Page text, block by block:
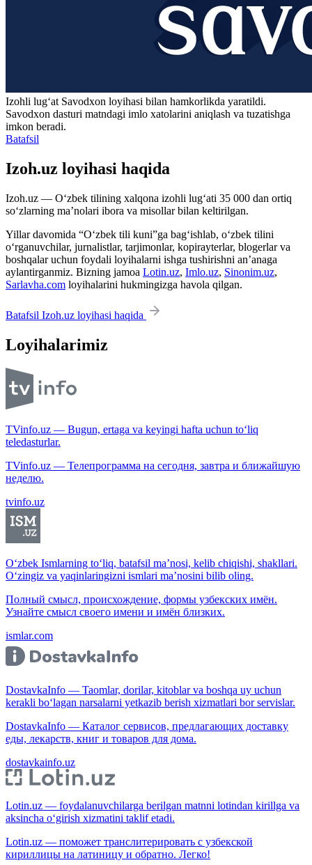
Izohli lugʻat Savodxon loyihasi bilan hamkorlikda yaratildi.
Savodxon dasturi matndagi imlo xatolarini aniqlash va tuzatishga
imkon beradi.
Batafsil
Izoh.uz loyihasi haqida
Izoh.uz — O‘zbek tilining xalqona izohli lug‘ati 35 000 dan ortiq
so‘zlarning ma’nolari ibora va misollar bilan keltirilgan.
Yillar davomida “O‘zbek tili kuni”ga bag‘ishlab, o‘zbek tilini
o‘rganuvchilar, jurnalistlar, tarjimonlar, kopirayterlar, blogerlar va
boshqalar uchun foydali loyihalarni ishga tushirishni an’anaga
aylantirganmiz. Bizning jamoa Lotin.uz, Imlo.uz, Sinonim.uz,
Sarlavha.com loyihalarini hukmingizga havola qilgan.
Batafsil Izoh.uz loyihasi haqida
Loyihalarimiz
TVinfo.uz — Bugun, ertaga va keyingi hafta uchun to‘liq
teledasturlar.
TVinfo.uz — Телепрограмма на сегодня, завтра и ближайшую
неделю.
tvinfo.uz
O‘zbek Ismlarning to‘liq, batafsil ma’nosi, kelib chiqishi, shakllari.
O‘zingiz va yaqinlaringizni ismlari ma’nosini bilib oling.
Полный смысл, происхождение, формы узбекских имён.
Узнайте смысл своего имени и имён близких.
ismlar.com
DostavkaInfo — Taomlar, dorilar, kitoblar va boshqa uy uchun
kerakli bo‘lagan narsalarni yetkazib berish xizmatlari bor servislar.
DostavkaInfo — Каталог сервисов, предлагающих доставку
еды, лекарств, книг и товаров для дома.
dostavkainfo.uz
Lotin.uz — foydalanuvchilarga berilgan matnni lotindan kirillga va
aksincha o‘girish xizmatini taklif etadi.
Lotin.uz — поможет транслитерировать с узбекской
кириллицы на латиницу и обратно. Легко!